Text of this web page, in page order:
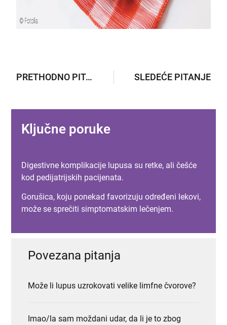
PRETHODNO PITANJE SLEDEĆE PITANJE
Ključne poruke
Digestivne komplikacije lupusa su retke, ali češće
kod pedijatrijskih pacijenata.
Gorušica, koju ponekad favorizuju određeni lekovi,
može se sprečiti simptomatskim lečenjem.
Povezana pitanja
Može li lupus uzrokovati velike limfne čvorove?
Imao/la sam moždani udar, da li je to zbog